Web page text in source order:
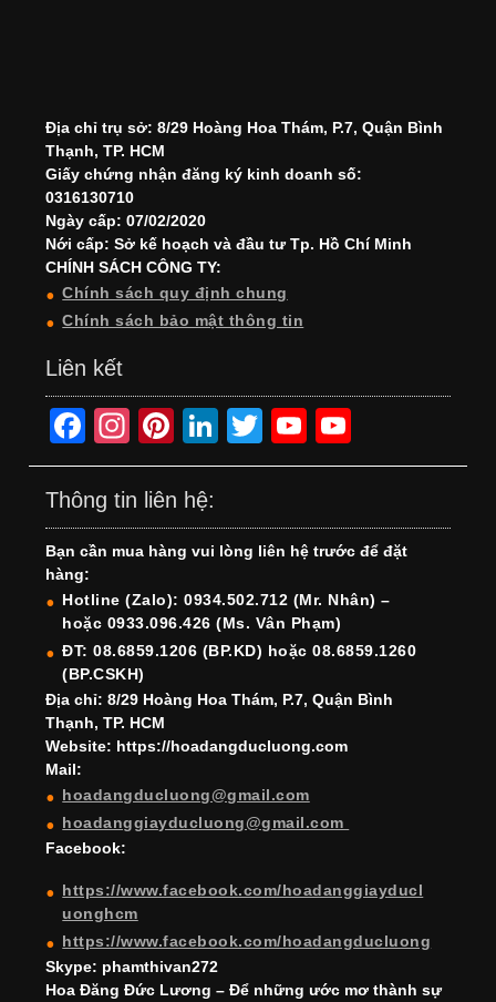
Địa chỉ trụ sở: 8/29 Hoàng Hoa Thám, P.7, Quận Bình
Thạnh, TP. HCM
Giấy chứng nhận đăng ký kinh doanh số:
0316130710
Ngày cấp: 07/02/2020
Nới cấp: Sở kế hoạch và đầu tư Tp. Hồ Chí Minh
CHÍNH SÁCH CÔNG TY:
Chính sách quy định chung
Chính sách bảo mật thông tin
Liên kết
F
a
c
e
b
o
o
k
In
st
a
gr
a
m
Pi
nt
er
e
st
Li
n
e
dI
n
T
wi
er
Y
o
T
u
b
e
o
T
u
b
e
h
Thông tin liên hệ:
Bạn cần mua hàng vui lòng liên hệ trước để đặt
hàng:
Hotline (Zalo): 0934.502.712 (Mr. Nhân) –
hoặc 0933.096.426 (Ms. Vân Phạm)
ĐT: 08.6859.1206 (BP.KD) hoặc 08.6859.1260
(BP.CSKH)
Địa chỉ: 8/29 Hoàng Hoa Thám, P.7, Quận Bình
Thạnh, TP. HCM
Website: https://hoadangducluong.com
Mail:
hoadangducluong@gmail.com
hoadanggiayducluong@gmail.com
Facebook:
https://www.facebook.com/hoadanggiayducl
uonghcm
https://www.facebook.com/hoadangducluong
Skype: phamthivan272
Hoa Đăng Đức Lương – Để những ước mơ thành sự